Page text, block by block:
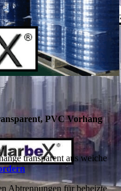
PVC Vorhang
transparent aus weiche
Abtrennungen für beheizte